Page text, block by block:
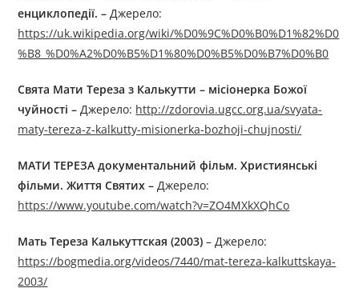
енциклопедії. –Джерелo:
https://uk.wikipedia.org/wiki/%D0%9C%D0%B0%D1%82%D0
%B8_%D0%A2%D0%B5%D1%80%D0%B5%D0%B7%D0%B0
Свята Мати Тереза з Калькутти – місіонерка Божої
чуйності – Джерелo: http://zdorovia.ugcc.org.ua/svyata-
maty-tereza-z-kalkutty-misionerka-bozhoji-chujnosti/
МАТИ ТЕРЕЗА документальний фільм. Християнські
фільми. Життя Святих – Джерелo:
https://www.youtube.com/watch?v=ZO4MXkXQhCo
Мать Тереза Калькуттская (2003) – Джерелo:
https://bogmedia.org/videos/7440/mat-tereza-kalkuttskaya-
2003/